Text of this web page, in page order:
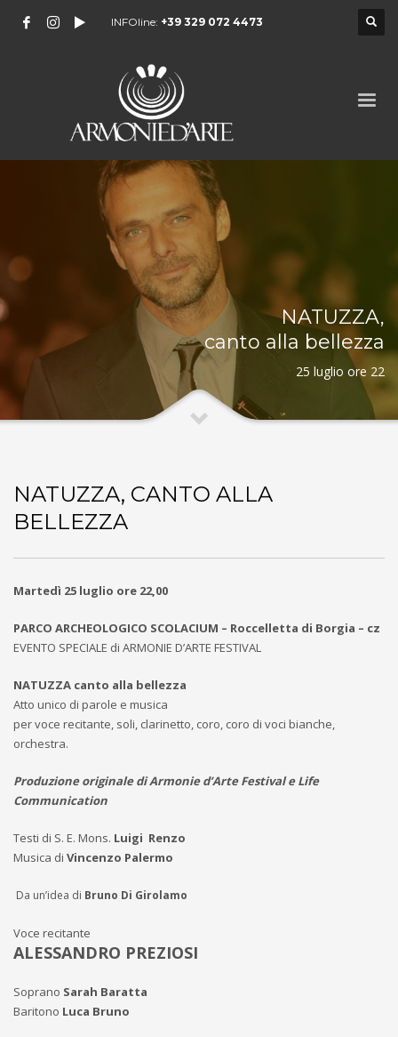
INFOline: +39 329 072 4473
NATUZZA,
canto alla bellezza
25 luglio ore 22
NATUZZA, CANTO ALLA
BELLEZZA
Martedì 25 luglio ore 22,00
PARCO ARCHEOLOGICO SCOLACIUM – Roccelletta di Borgia – cz
EVENTO SPECIALE di ARMONIE D’ARTE FESTIVAL
NATUZZA canto alla bellezza
Atto unico di parole e musica
per voce recitante, soli, clarinetto, coro, coro di voci bianche,
orchestra.
Produzione originale di Armonie d’Arte Festival e Life
Communication
Testi di S. E. Mons. Luigi Renzo
Musica di Vincenzo Palermo
Da un’idea di Bruno Di Girolamo
Voce recitante
ALESSANDRO PREZIOSI
Soprano Sarah Baratta
Baritono Luca Bruno